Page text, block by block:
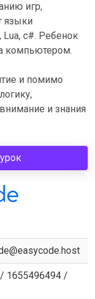
игр,
языки
Lua, c#. Ребенок
компьютером.
и помимо
и знания
1655496494 /